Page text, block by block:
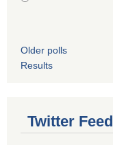
Older polls
Results
Twitter Feed